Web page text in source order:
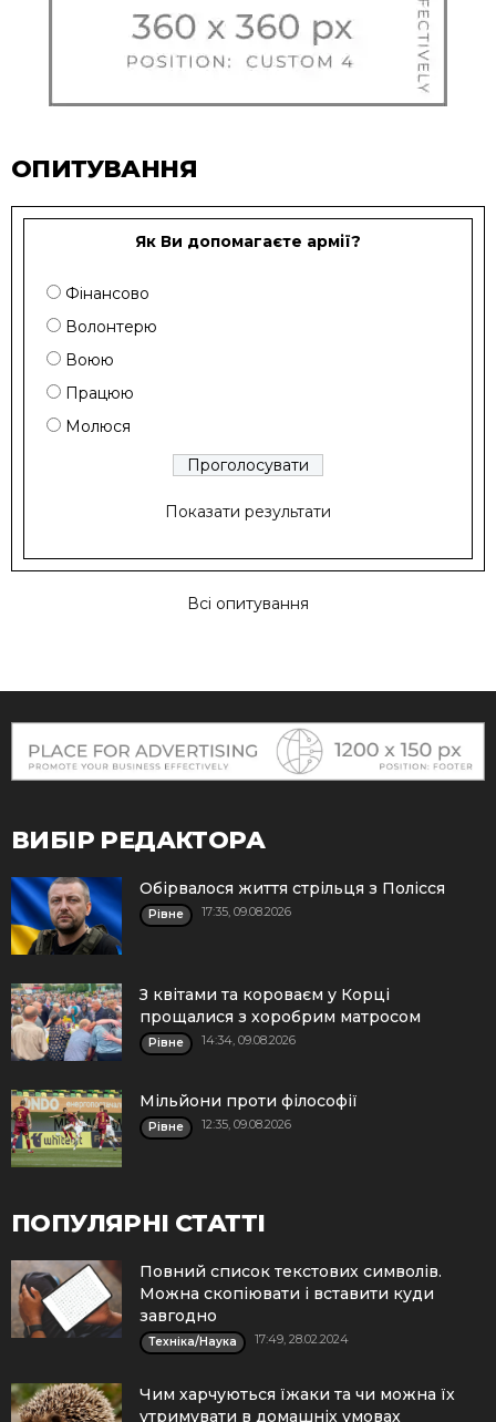
ОПИТУВАННЯ
Як Ви допомагаєте армії?
Фінансово
Волонтерю
Воюю
Працюю
Молюся
Показати результати
Всі опитування
ВИБІР РЕДАКТОРА
Обірвалося життя стрільця з Полісся
Рівне 17:35, 09.08.2026
З квітами та короваєм у Корці
прощалися з хоробрим матросом
Рівне 14:34, 09.08.2026
Мільйони проти філософії
Рівне 12:35, 09.08.2026
ПОПУЛЯРНІ СТАТТІ
Повний список текстових символів.
Можна скопіювати і вставити куди
завгодно
Техніка/Наука 17:49, 28.02.2024
Чим харчуються їжаки та чи можна їх
утримувати в домашніх умовах